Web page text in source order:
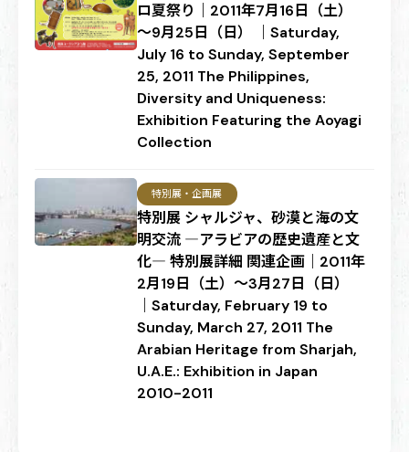
ロ夏祭り｜2011年7月16日（土）
～9月25日（日） ｜Saturday,
July 16 to Sunday, September
25, 2011 The Philippines,
Diversity and Uniqueness:
Exhibition Featuring the Aoyagi
Collection
特別展 シャルジャ、砂漠と海の文
明交流 ―アラビアの歴史遺産と文
化― 特別展詳細 関連企画｜2011年
2月19日（土）～3月27日（日）
｜Saturday, February 19 to
Sunday, March 27, 2011 The
Arabian Heritage from Sharjah,
U.A.E.: Exhibition in Japan
2010-2011
特別展・企画展